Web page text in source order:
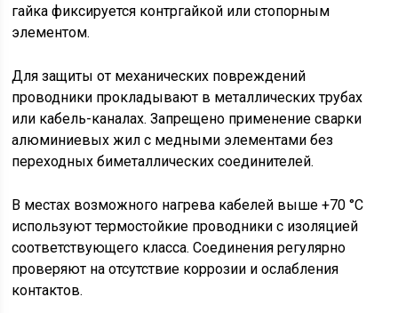
гайка фиксируется контргайкой или стопорным
элементом.
Для защиты от механических повреждений
проводники прокладывают в металлических трубах
или кабель-каналах. Запрещено применение сварки
алюминиевых жил с медными элементами без
переходных биметаллических соединителей.
В местах возможного нагрева кабелей выше +70 °C
используют термостойкие проводники с изоляцией
соответствующего класса. Соединения регулярно
проверяют на отсутствие коррозии и ослабления
контактов.